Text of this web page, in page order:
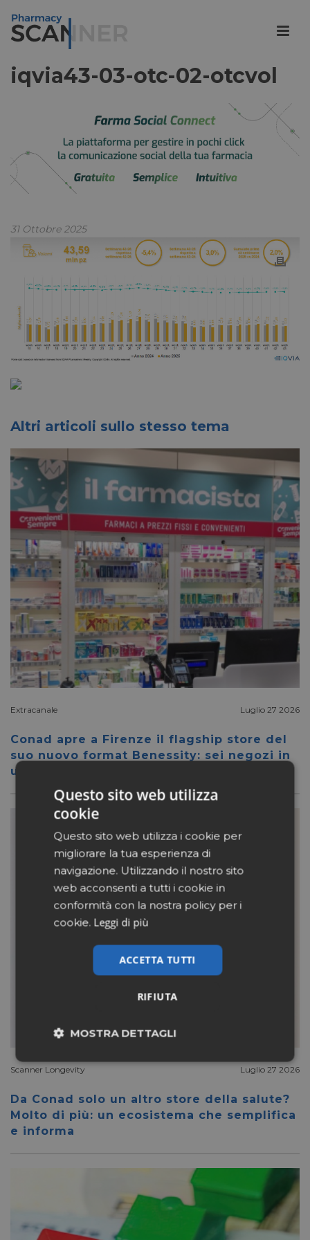
iqvia43-03-otc-02-otcvol
31 Ottobre 2025
Altri articoli sullo stesso tema
Extracanale Luglio 27 2026
Conad apre a Firenze il flagship store del
suo nuovo format Benessity: sei negozi in
uno, parafarmacia compresa
Scanner Longevity Luglio 27 2026
Da Conad solo un altro store della salute?
Molto di più: un ecosistema che semplifica
e informa
Questo sito web utilizza
cookie
Questo sito web utilizza i cookie per
migliorare la tua esperienza di
navigazione. Utilizzando il nostro sito
web acconsenti a tutti i cookie in
conformità con la nostra policy per i
cookie. Leggi di più
ACCETTA TUTTI
RIFIUTA
MOSTRA DETTAGLI
Necessari Marketing
Non classificati
Marketing Non classificati